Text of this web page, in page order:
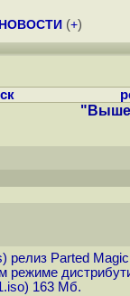
НОВОСТИ (+)
) релиз Parted
режиме
) 163 Мб.